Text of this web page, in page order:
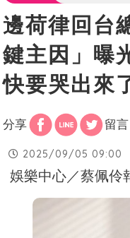
邊荷律回台
鍵主因」曝
快要哭出來
分享 留言
2025/09/05 09:00
娛樂中心／蔡佩伶